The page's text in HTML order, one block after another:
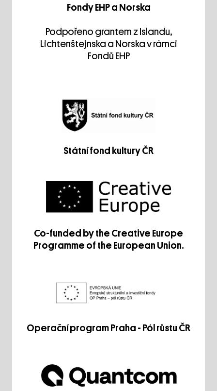
Fondy EHP a Norska
Podpořeno grantem z Islandu,
Lichtenštejnska a Norska v rámci
Fondů EHP
Státní fond kultury ČR
Co-funded by the Creative Europe
Programme of the European Union.
Operační program Praha - Pól růstu ČR